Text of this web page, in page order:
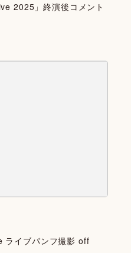
2025」終演後コメント
イブパンフ撮影 off